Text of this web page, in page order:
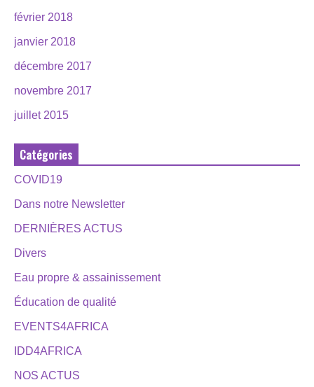
février 2018
janvier 2018
décembre 2017
novembre 2017
juillet 2015
Catégories
COVID19
Dans notre Newsletter
DERNIÈRES ACTUS
Divers
Eau propre & assainissement
Éducation de qualité
EVENTS4AFRICA
IDD4AFRICA
NOS ACTUS